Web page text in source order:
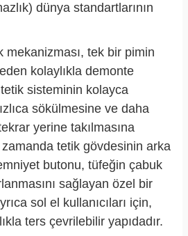
dünya standartlarının
mekanizması, tek bir pimin
kolaylıkla demonte
sisteminin kolayca
sökülmesine ve daha
yerine takılmasına
zamanda tetik gövdesinin arka
butonu, tüfeğin çabuk
sağlayan özel bir
sol el kullanıcıları için,
ters çevrilebilir yapıdadır.